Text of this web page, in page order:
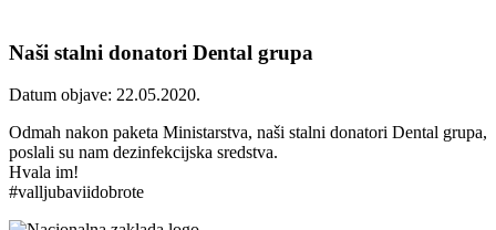
Naši stalni donatori Dental grupa
Datum objave: 22.05.2020.
Odmah nakon paketa Ministarstva, naši stalni donatori Dental grupa,
poslali su nam dezinfekcijska sredstva.
Hvala im!
#valljubaviidobrote